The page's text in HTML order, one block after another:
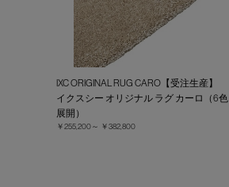
IXC ORIGINAL RUG CARO【受注生産】
イクスシー オリジナル ラグ カーロ（6色
展開）
￥255,200～ ￥382,800